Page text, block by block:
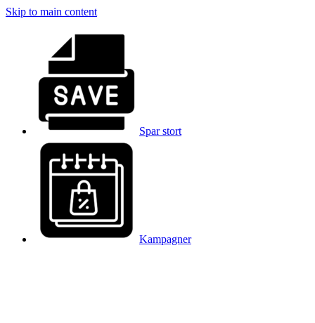
Skip to main content
Spar stort
Kampagner